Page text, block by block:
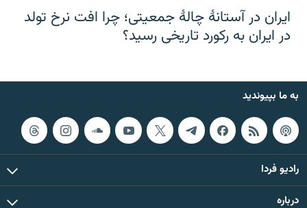
ایران در آستانهٔ چالهٔ جمعیتی؛ چرا افت نرخ تولد
در ایران به رکورد تاریخی رسید؟
به ما بپیوندید
رادیو فردا
درباره